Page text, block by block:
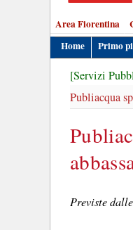
Area Fiorentina
Home
Primo
[Servizi
Publiacqua
Previste